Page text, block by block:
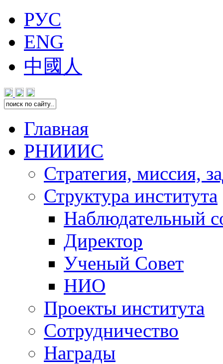
РУС
ENG
中國人
Главная
РНИИИС
Стратегия, миссия,
Структура института
Наблюдательный
Директор
Ученый Совет
НИО
Проекты института
Сотрудничество
Награды